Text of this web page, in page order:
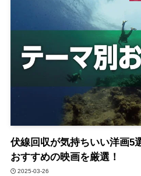
伏線回収が気持ちいい洋画5
おすすめの映画を厳選！
2025-03-26